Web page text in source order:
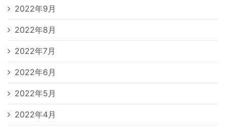
2022年9月
2022年8月
2022年7月
2022年6月
2022年5月
2022年4月